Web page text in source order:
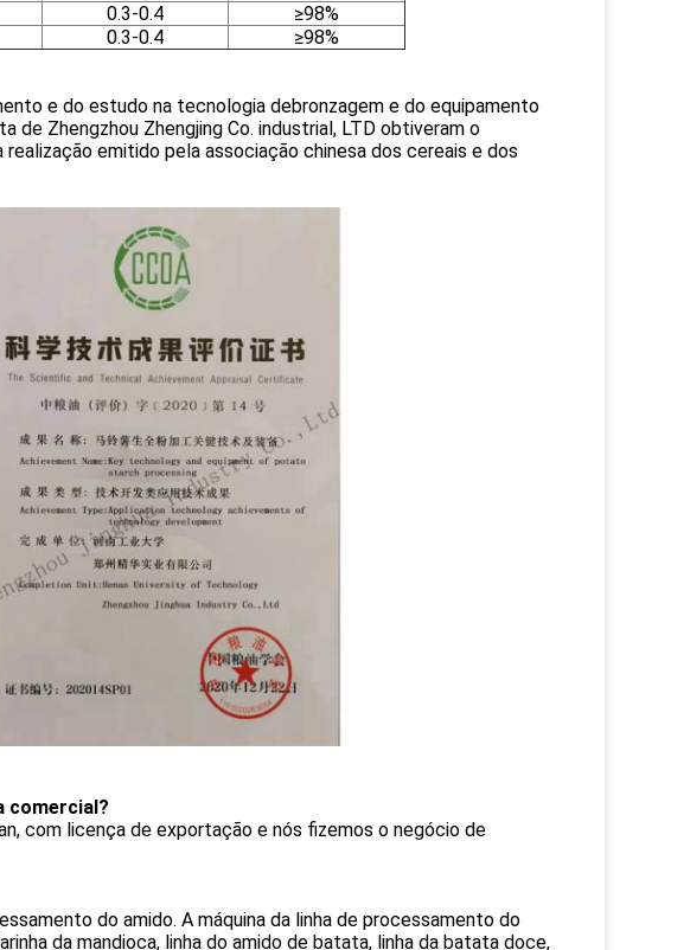
0.3-0.4
≥98%
0.3-0.4 ≥98%
e do estudo na tecnologia debronzagem e do equipamento
de Zhengzhou Zhengjing Co. industrial, LTD obtiveram o
emitido pela associação chinesa dos cereais e dos
comercial?
com licença de exportação e nós fizemos o negócio de
do amido. A máquina da linha de processamento do
da mandioca, linha do amido de batata, linha da batata doce,